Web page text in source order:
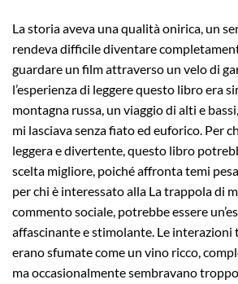
La storia aveva una qualità onirica, un
rendeva difficile diventare
guardare un film attraverso un velo di
l’esperienza di leggere questo libro era
montagna russa, un viaggio di alti e
mi lasciava senza fiato ed euforico. Per
leggera e divertente, questo libro
scelta migliore, poiché affronta temi
per chi è interessato alla La trappola di
commento sociale, potrebbe essere
affascinante e stimolante. Le interazioni
erano sfumate come un vino ricco,
ma occasionalmente sembravano